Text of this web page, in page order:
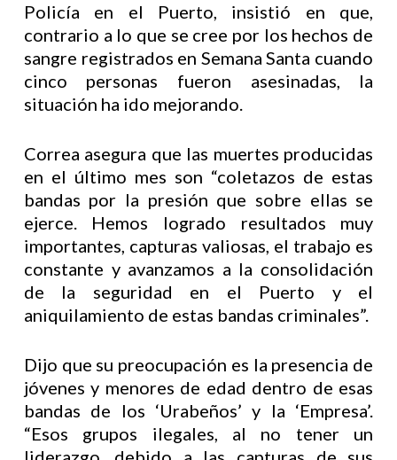
Policía en el Puerto, insistió en que,
contrario a lo que se cree por los hechos de
sangre registrados en Semana Santa cuando
cinco personas fueron asesinadas, la
situación ha ido mejorando.
Correa asegura que las muertes producidas
en el último mes son “coletazos de estas
bandas por la presión que sobre ellas se
ejerce. Hemos logrado resultados muy
importantes, capturas valiosas, el trabajo es
constante y avanzamos a la consolidación
de la seguridad en el Puerto y el
aniquilamiento de estas bandas criminales”.
Dijo que su preocupación es la presencia de
jóvenes y menores de edad dentro de esas
bandas de los ‘Urabeños’ y la ‘Empresa’.
“Esos grupos ilegales, al no tener un